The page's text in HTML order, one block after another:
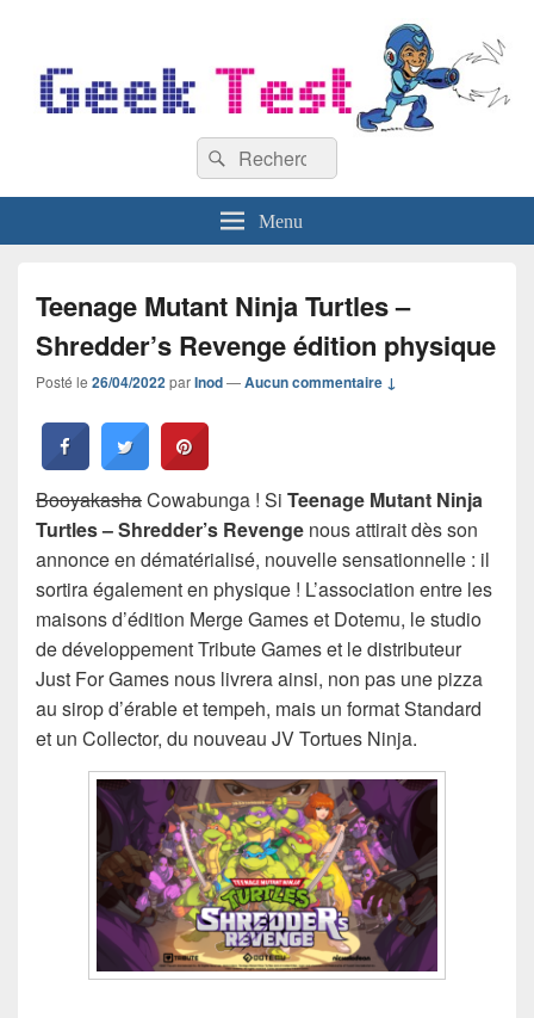
Recherche :
Rechercher
Menu
Teenage Mutant Ninja Turtles –
Shredder’s Revenge édition physique
Posté le 26/04/2022parInod—Aucun commentaire ↓
BooyakashaCowabunga ! Si Teenage Mutant Ninja
Turtles – Shredder’s Revenge nous attirait dès son
annonce en dématérialisé, nouvelle sensationnelle : il
sortira également en physique ! L’association entre les
maisons d’édition Merge Games et Dotemu, le studio
de développement Tribute Games et le distributeur
Just For Games nous livrera ainsi, non pas une pizza
au sirop d’érable et tempeh, mais un format Standard
et un Collector, du nouveau JV Tortues Ninja.